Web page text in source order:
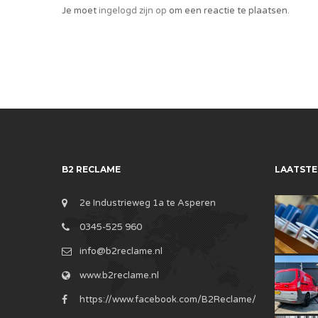
Je moetingelogd zijn op om een reactie te plaatsen.
B2 RECLAME
2e Industrieweg 1a te Asperen
0345-525 960
info@b2reclame.nl
www.b2reclame.nl
https://www.facebook.com/B2Reclame/